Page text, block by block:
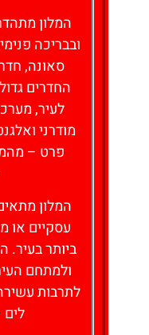
המלון
ובבריכה
סאונה,
החדרים
לעיר,
מודרני
פרט –
המלון
עסקיים
ביותר בעיר.
ולמתחם
לתרבות